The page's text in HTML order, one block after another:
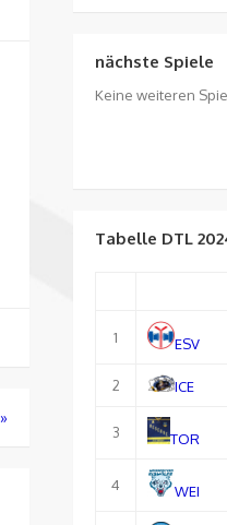
»
nächste Spiele
Keine weiteren
Tabelle DTL
1 ESV
2 ICE
3 TOR
4 WEI